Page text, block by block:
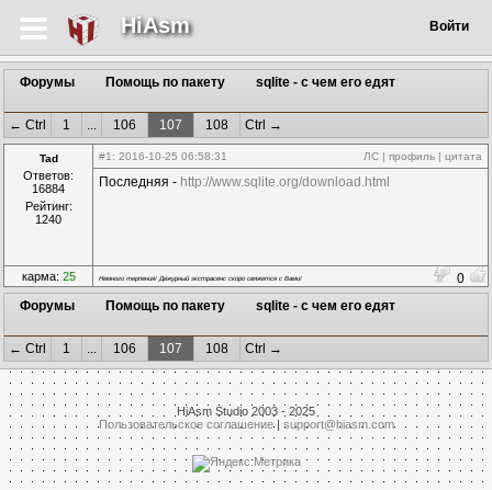
HiAsm Войти
Форумы Помощь по пакету sqlite - с чем его едят
← Ctrl 1 ... 106 107 108 Ctrl →
Tad
Ответов:
16884
Рейтинг:
1240
#1 : 2016-10-25 06:58:31 ЛС | профиль | цитата
Последняя - http://www.sqlite.org/download.html
карма: 25 Немного терпения! Дежурный экстрасенс скоро свяжется с Вами!
0
Форумы
Помощь по пакету sqlite - с чем его едят
← Ctrl 1 ... 106 107 108 Ctrl →
HiAsm Studio 2003 - 2025
Пользовательское соглашение| support@hiasm.com